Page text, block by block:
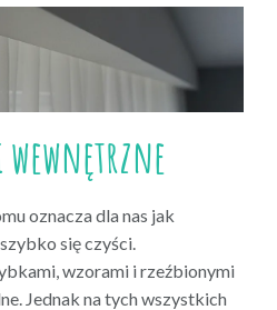
oznacza dla nas jak
się czyści.
wzorami i rzeźbionymi
Jednak na tych wszystkich